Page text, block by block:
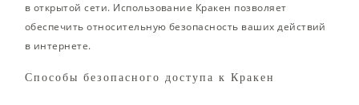
в открытой сети. Использование Кракен позволяет
обеспечить относительную безопасность ваших действий
в интернете.
Способы безопасного доступа к Кракен